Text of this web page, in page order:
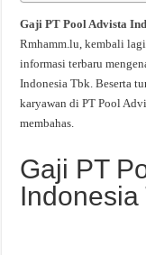
Gaji PT Pool Advista
Rmhamm.lu, kembali
informasi terbaru
Indonesia Tbk. Beserta
karyawan di PT Pool
membahas.
Gaji PT
Indonesia